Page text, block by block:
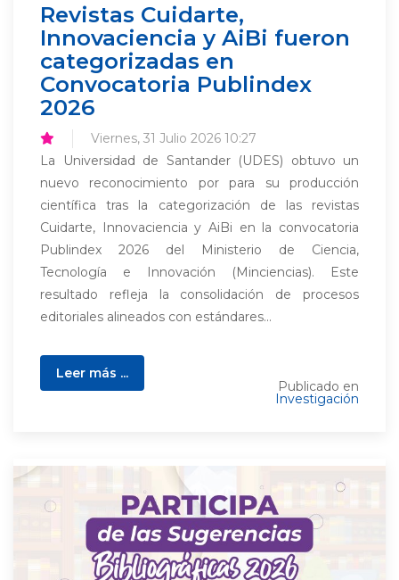
Revistas Cuidarte,
Innovaciencia y AiBi fueron
categorizadas en
Convocatoria Publindex
2026
Viernes, 31 Julio 2026 10:27
La Universidad de Santander (UDES) obtuvo un
nuevo reconocimiento por para su producción
científica tras la categorización de las revistas
Cuidarte, Innovaciencia y AiBi en la convocatoria
Publindex 2026 del Ministerio de Ciencia,
Tecnología e Innovación (Minciencias). Este
resultado refleja la consolidación de procesos
editoriales alineados con estándares...
Leer más ...
Publicado en
Investigación